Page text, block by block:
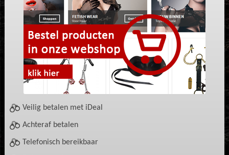
Veilig betalen met iDeal
Achteraf betalen
Telefonisch bereikbaar